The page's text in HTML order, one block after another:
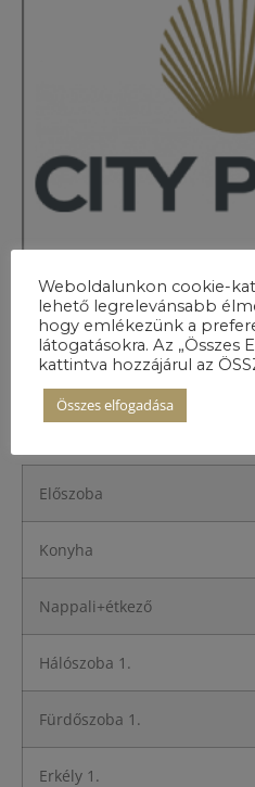
A lakás
részletei
Előszoba
Konyha
Nappali+étkező
Hálószoba 1.
Fürdőszoba 1.
Erkély 1.
Weboldalunkon cookie-
lehető legrelevánsabb
hogy emlékezünk a
látogatásokra. Az „Összes
kattintva hozzájárul az
Összes elfogadása